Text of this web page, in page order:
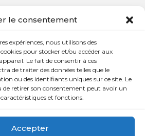
le consentement
expériences, nous utilisons des
pour stocker et/ou accéder aux
Le fait de consentir à ces
de traiter des données telles que le
ou des identifiants uniques sur ce site. Le
de retirer son consentement peut avoir un
et fonctions.
Accepter
Dame